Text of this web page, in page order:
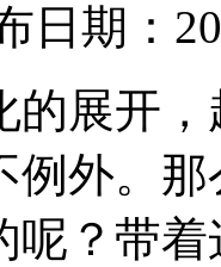
期：
的展开
例外。
呢？带